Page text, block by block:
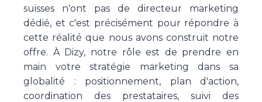
suisses n'ont pas de directeur marketing
dédié, et c'est précisément pour répondre à
cette réalité que nous avons construit notre
offre. À Dizy, notre rôle est de prendre en
main votre stratégie marketing dans sa
globalité : positionnement, plan d'action,
coordination des prestataires, suivi des